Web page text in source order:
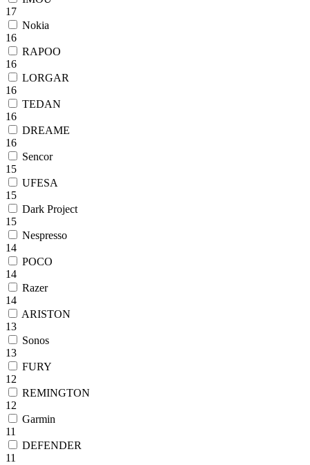
17
Nokia
16
RAPOO
16
LORGAR
16
TEDAN
16
DREAME
16
Sencor
15
UFESA
15
Dark Project
15
Nespresso
14
POCO
14
Razer
14
ARISTON
13
Sonos
13
FURY
12
REMINGTON
12
Garmin
11
DEFENDER
11